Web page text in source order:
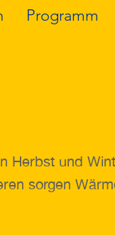
Programm
Herbst und
sorgen